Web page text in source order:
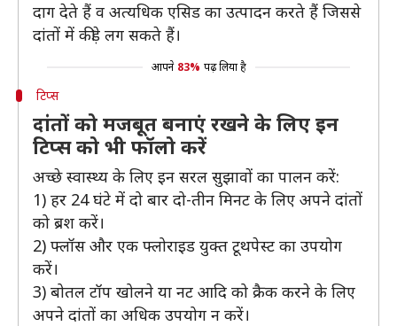
दाग देते हैं व अत्यधिक एसिड का उत्पादन करते हैं जिससे
दांतों में कीड़े लग सकते हैं।
आपने 83% पढ़ लिया है
टिप्स
दांतों को मजबूत बनाएं रखने के लिए इन
टिप्स को भी फॉलो करें
अच्छे स्वास्थ्य के लिए इन सरल सुझावों का पालन करें:
1) हर 24 घंटे में दो बार दो-तीन मिनट के लिए अपने दांतों
को ब्रश करें।
2) फ्लॉस और एक फ्लोराइड युक्त टूथपेस्ट का उपयोग
करें।
3) बोतल टॉप खोलने या नट आदि को क्रैक करने के लिए
अपने दांतों का अधिक उपयोग न करें।